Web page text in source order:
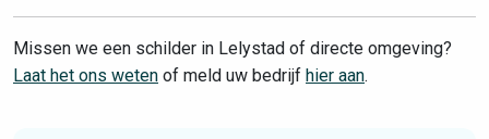
Missen we een schilder in Lelystad of directe omgeving?
Laat het ons weten of meld uw bedrijf hier aan.